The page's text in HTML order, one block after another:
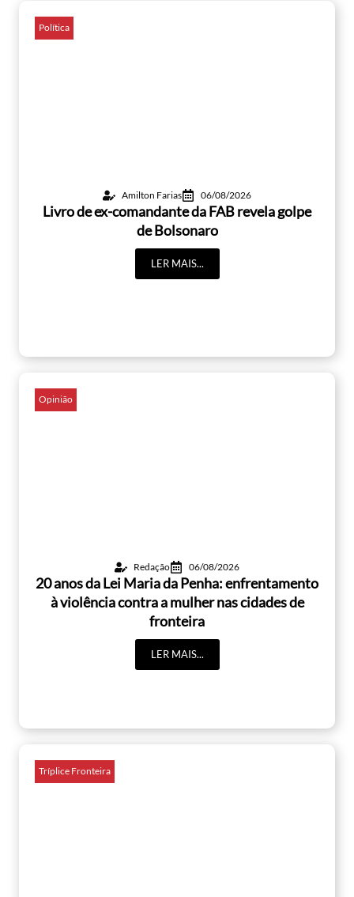
Política
Amilton Farias 06/08/2026
Livro de ex-comandante da FAB revela golpe
de Bolsonaro
LER MAIS...
Opinião
Redação 06/08/2026
20 anos da Lei Maria da Penha: enfrentamento
à violência contra a mulher nas cidades de
fronteira
LER MAIS...
Tríplice Fronteira